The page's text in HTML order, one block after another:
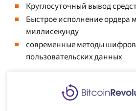
Круглосуточный вывод
Быстрое исполнение ордера
миллисекунду
современные методы
пользовательских данных